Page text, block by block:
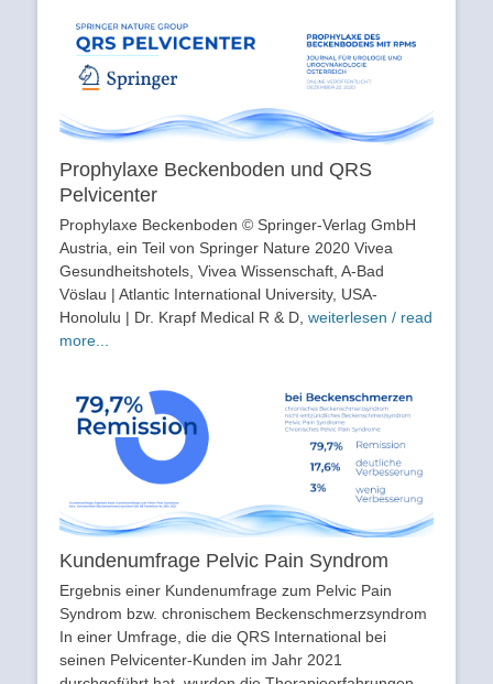
Prophylaxe Beckenboden und QRS
Pelvicenter
Prophylaxe Beckenboden © Springer-Verlag GmbH
Austria, ein Teil von Springer Nature 2020 Vivea
Gesundheitshotels, Vivea Wissenschaft, A-Bad
Vöslau | Atlantic International University, USA-
Honolulu | Dr. Krapf Medical R & D, weiterlesen / read
more...
Kundenumfrage Pelvic Pain Syndrom
Ergebnis einer Kundenumfrage zum Pelvic Pain
Syndrom bzw. chronischem Beckenschmerzsyndrom
In einer Umfrage, die die QRS International bei
seinen Pelvicenter-Kunden im Jahr 2021